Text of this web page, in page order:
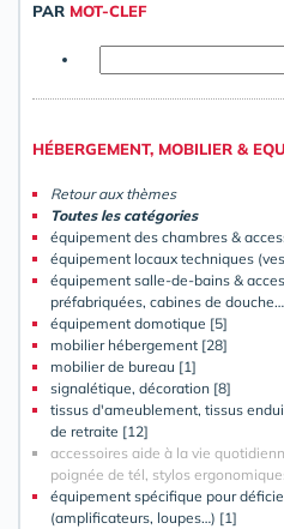
PAR MOT-CLEF
HÉBERGEMENT, MOBILIER &
Retour aux thèmes
Toutes les catégories
équipement des chambres &
équipement locaux techniques
équipement salle-de-bains &
préfabriquées, cabines de
équipement domotique [5]
mobilier hébergement [28]
mobilier de bureau [1]
signalétique, décoration [8]
tissus d'ameublement, tissus
de retraite [12]
accessoires aide à la vie
poignée de tél, stylos
équipement spécifique pour
(amplificateurs, loupes…) [1]